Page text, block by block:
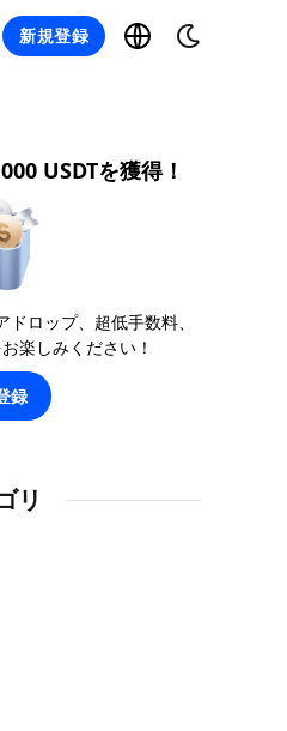
新規登録
USDTを獲得！
ロップ、超低手数料、
楽しみください！
録
リ